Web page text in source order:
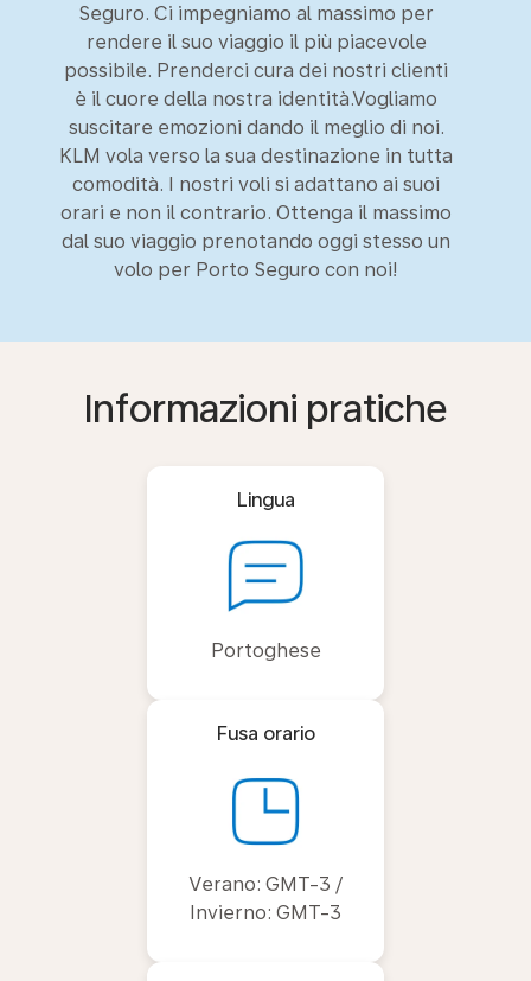
Seguro. Ci impegniamo al massimo per
rendere il suo viaggio il più piacevole
possibile. Prenderci cura dei nostri clienti
è il cuore della nostra identità.Vogliamo
suscitare emozioni dando il meglio di noi.
KLM vola verso la sua destinazione in tutta
comodità. I nostri voli si adattano ai suoi
orari e non il contrario. Ottenga il massimo
dal suo viaggio prenotando oggi stesso un
volo per Porto Seguro con noi!
Informazioni pratiche
Lingua
Portoghese
Fusa orario
Verano: GMT-3 /
Invierno: GMT-3